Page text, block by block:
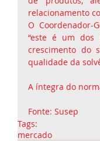
relacionamento
O Coordenador-
“este é um dos
crescimento do
qualidade da
A íntegra do
Fonte: Susep
Tags:
mercado